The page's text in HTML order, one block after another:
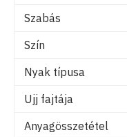
Szabás
Szín
Nyak típusa
Ujj fajtája
Anyagösszetétel